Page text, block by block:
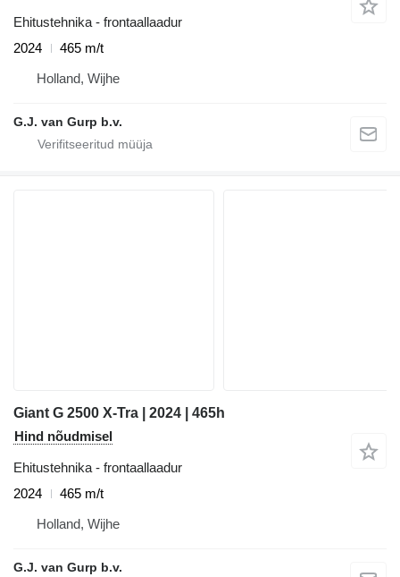
Ehitustehnika - frontaallaadur
2024
465 m/t
Holland, Wijhe
G.J. van Gurp b.v.
Giant G 2500 X-Tra | 2024 | 465h
Hind nõudmisel
Ehitustehnika - frontaallaadur
2024
465 m/t
Holland, Wijhe
G.J. van Gurp b.v.